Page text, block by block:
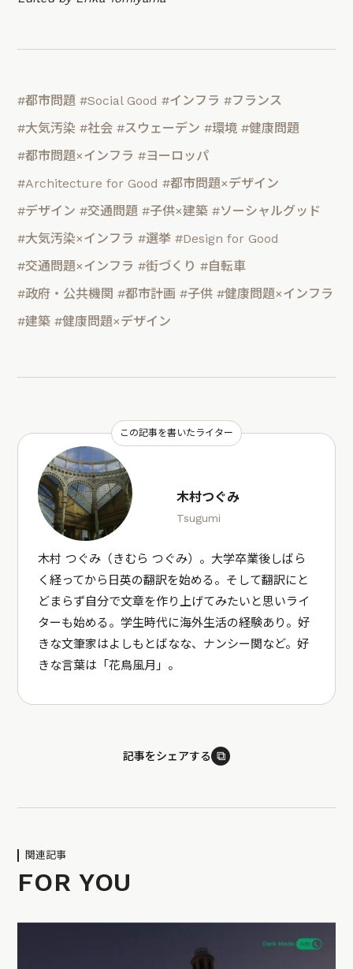
#都市問題 #Social Good #インフラ #フランス
#大気汚染 #社会 #スウェーデン #環境 #健康問題
#都市問題×インフラ #ヨーロッパ
#Architecture for Good #都市問題×デザイン
#デザイン #交通問題 #子供×建築 #ソーシャルグッド
#大気汚染×インフラ #選挙 #Design for Good
#交通問題×インフラ #街づくり #自転車
#政府・公共機関 #都市計画 #子供 #健康問題×インフラ
#建築 #健康問題×デザイン
この記事を書いたライター
木村つぐみ
Tsugumi
木村 つぐみ（きむら つぐみ）。大学卒業後しばら
く経ってから日英の翻訳を始める。そして翻訳にと
どまらず自分で文章を作り上げてみたいと思いライ
ターも始める。学生時代に海外生活の経験あり。好
きな文筆家はよしもとばなな、ナンシー関など。好
きな言葉は「花鳥風月」。
記事をシェアする ⧉
関連記事
FOR YOU